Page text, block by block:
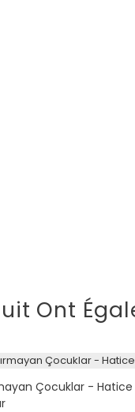
Ont
Çocuklar - Hatice